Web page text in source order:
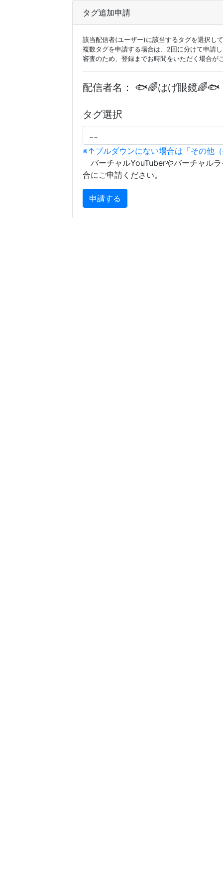
タグ追加申請
該当配信者(ユーザー)に該当するタグを選択し
複数タグを申請する場合は、2回に分けて申請
審査のため、登録までお時間をいただく場合が
配信者名： 🐟🌈はげ眼鏡🌈🐟
タグ選択
※↑プルダウンにない場合は「その他
バーチャルYouTuberやバーチャル
合にご申請ください。
申請する